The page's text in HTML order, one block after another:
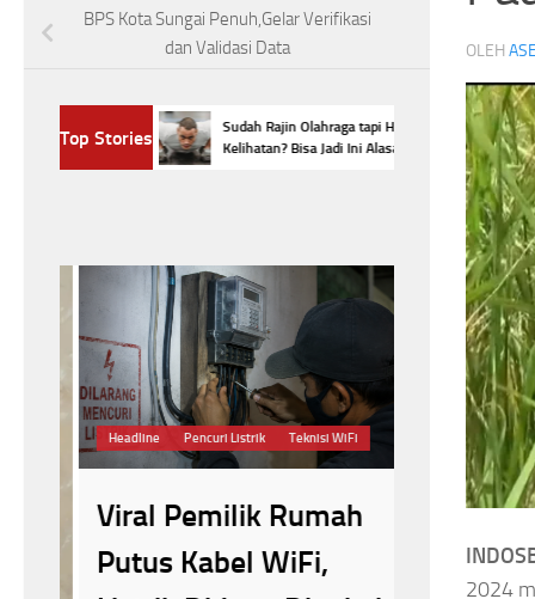
OLEH
2024
BPS Kota Sungai Penuh,Gelar Verifikasi
dan Validasi Data
Top Stories
Izin, Begini
Sudah Rajin Olahraga tapi Hasil Belum
Kelihatan? Bisa Jadi Ini Alasannya
Headline Pencuri Listrik Teknisi WiFi
Viral Pemilik Rumah
Putus Kabel WiFi,
Demi Kesehatan
perubahan pada
tapi